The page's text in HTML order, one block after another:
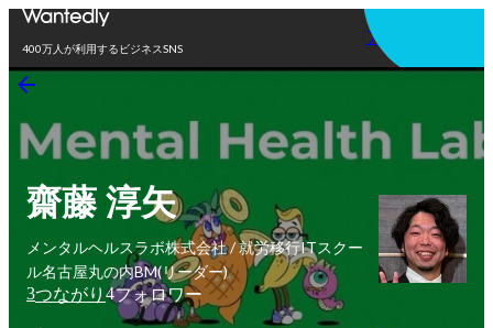
400万人が利用するビジネスSNS
アプリを使う
齋藤 淳矢
メンタルヘルスラボ株式会社 / 就労移行ITスクー
ル名古屋丸の内BM(リーダー)
3つながり 4フォロワー